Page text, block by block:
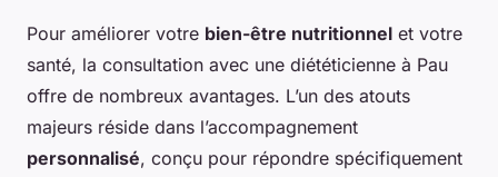
Pour améliorer votre bien-être nutritionnel et votre
santé, la consultation avec une diététicienne à Pau
offre de nombreux avantages. L’un des atouts
majeurs réside dans l’accompagnement
personnalisé, conçu pour répondre spécifiquement